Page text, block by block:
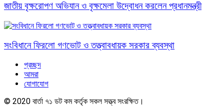
জাতীয় বৃক্ষরোপণ অভিযান ও বৃক্ষমেলা উদ্বোধন করলেন প্রধানমন্ত্রী
সংবিধানে ফিরলো গণভোট ও তত্ত্বাবধায়ক সরকার ব্যবস্থা
প্রচ্ছদ
আমরা
যোগাযোগ
© 2020 বার্তা ৭১ ডট কম কর্তৃক সকল সত্ত্ব সংরক্ষিত।